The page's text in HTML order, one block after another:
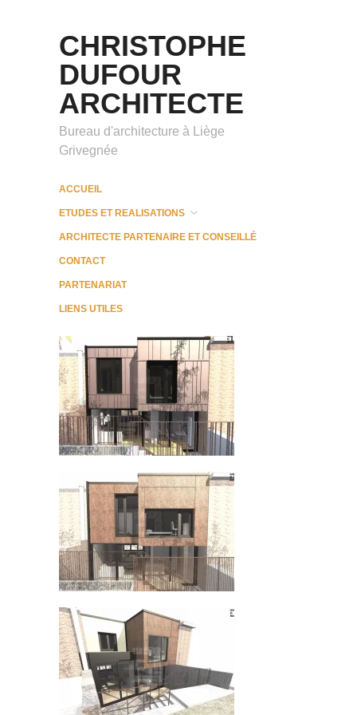
CHRISTOPHE
DUFOUR
ARCHITECTE
Bureau d'architecture à Liège
Grivegnée
ACCUEIL
ETUDES ET REALISATIONS
ARCHITECTE PARTENAIRE ET CONSEILLÉ
CONTACT
PARTENARIAT
LIENS UTILES